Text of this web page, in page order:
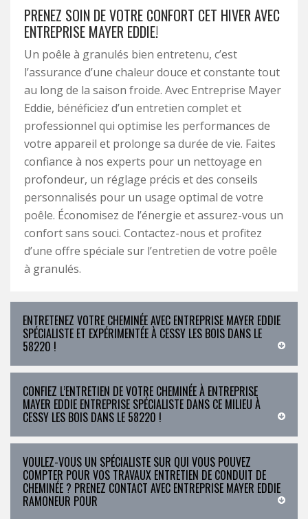
PRENEZ SOIN DE VOTRE CONFORT CET HIVER AVEC
ENTREPRISE MAYER EDDIE!
Un poêle à granulés bien entretenu, c’est
l’assurance d’une chaleur douce et constante tout
au long de la saison froide. Avec Entreprise Mayer
Eddie, bénéficiez d’un entretien complet et
professionnel qui optimise les performances de
votre appareil et prolonge sa durée de vie. Faites
confiance à nos experts pour un nettoyage en
profondeur, un réglage précis et des conseils
personnalisés pour un usage optimal de votre
poêle. Économisez de l’énergie et assurez-vous un
confort sans souci. Contactez-nous et profitez
d’une offre spéciale sur l’entretien de votre poêle
à granulés.
ENTRETENEZ VOTRE CHEMINÉE AVEC ENTREPRISE MAYER EDDIE
SPÉCIALISTE ET EXPÉRIMENTÉE À CESSY LES BOIS DANS LE
58220 !
CONFIEZ L’ENTRETIEN DE VOTRE CHEMINÉE À ENTREPRISE
MAYER EDDIE ENTREPRISE SPÉCIALISTE DANS CE MILIEU À
CESSY LES BOIS DANS LE 58220 !
VOULEZ-VOUS UN SPÉCIALISTE SUR QUI VOUS POUVEZ
COMPTER POUR VOS TRAVAUX ENTRETIEN DE CONDUIT DE
CHEMINÉE ? PRENEZ CONTACT AVEC ENTREPRISE MAYER EDDIE
RAMONEUR POUR